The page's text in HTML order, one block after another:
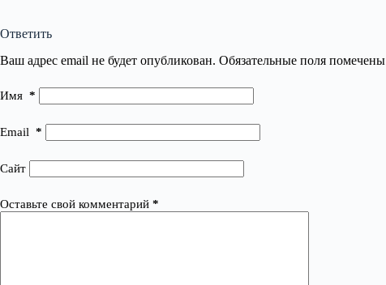
Ответить
Ваш адрес email не будет опубликован. Обязательные поля помечены
Имя *
Email *
Сайт
Оставьте свой комментарий *